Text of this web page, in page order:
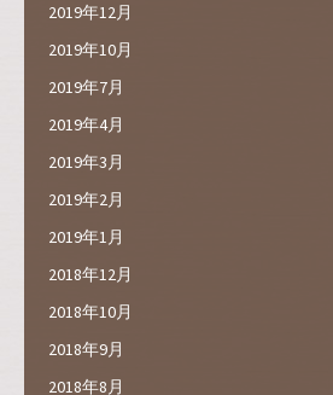
2019年12月
2019年10月
2019年7月
2019年4月
2019年3月
2019年2月
2019年1月
2018年12月
2018年10月
2018年9月
2018年8月